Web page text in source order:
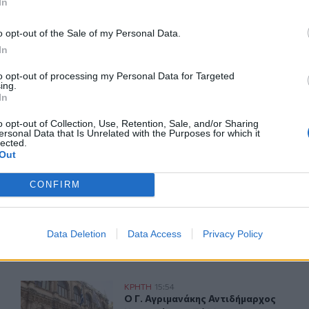
opt-out of the Sale of my Personal Data.
opt-out of processing my Personal Data for Targeted
opt-out of Collection, Use, Retention, Sale, and/or Sharing
Data that Is Unrelated with the Purposes for which it
CONFIRM
Data Deletion Data Access Privacy Policy
του CRETALIVE
ΕΊΔΗΣΗ
μονάδων στο Λασίθι
των σχολικών μονάδων στο Λασίθι
Στο ΥΠΕΝ οι προτάσεις του ΤΕΕ/ΤΑΚ για το μέλλον της
ΚΡΗΤΗ 16:41
Στο ΥΠΕΝ οι προτάσεις του ΤΕΕ/
Στο ΥΠΕΝ οι προτάσεις του ΤΕΕ/
βιομηχανίας στην Κρήτη
της Εμπάρου και τιμή στη Μνήμη των ηρώων
Κατοχής - 82 χρόνια από τη Μεγάλη Κύκλωση
Ο Γ. Αγριμανάκης Αντιδήμαρχος Υπηρεσίας το Σάββατο
ΚΡΗΤΗ 15:54
Ο Γ. Αγριμανάκης Αντιδήμαρχος
Ο Γ. Αγριμανάκης Αντιδήμαρχος